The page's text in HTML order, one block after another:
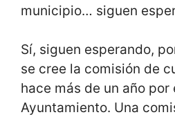
municipio… siguen
Sí, siguen esperando,
se cree la comisión de
hace más de un año por
Ayuntamiento. Una